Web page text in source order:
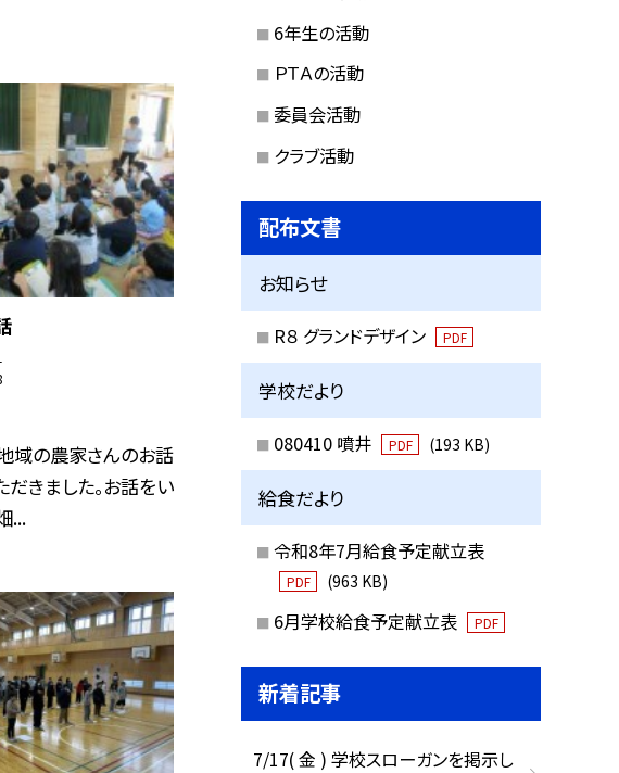
域の農家さんのお話
きました。お話をい
...
6年生の活動
ＰＴＡの活動
委員会活動
クラブ活動
配布文書
お知らせ
R８ グランドデザイン PDF
学校だより
080410 噴井 PDF (193 KB)
給食だより
令和8年7月給食予定献立表
PDF (963 KB)
6月学校給食予定献立表 PDF
新着記事
7/17( 金 ) 学校スローガンを掲示し